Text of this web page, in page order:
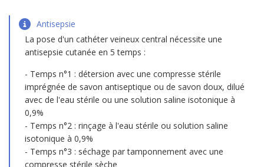
Antisepsie
La pose d'un cathéter veineux central nécessite une
antisepsie cutanée en 5 temps :
Temps n°1 : détersion avec une compresse stérile
imprégnée de savon antiseptique ou de savon doux, dilué
avec de l'eau stérile ou une solution saline isotonique à
0,9%
Temps n°2 : rinçage à l'eau stérile ou solution saline
isotonique à 0,9%
Temps n°3 : séchage par tamponnement avec une
compresse stérile sèche